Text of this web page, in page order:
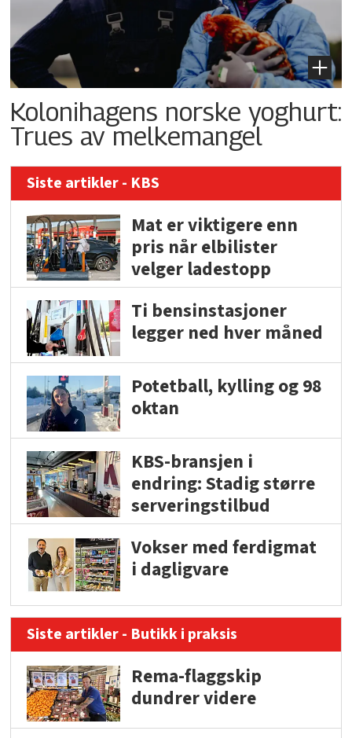
Kolonihagens norske yoghurt:
Trues av melkemangel
Siste artikler - KBS
Mat er viktigere enn
pris når elbilister
velger ladestopp
Ti bensinstasjoner
legger ned hver måned
Potetball, kylling og 98
oktan
KBS-bransjen i
endring: Stadig større
serveringstilbud
Vokser med ferdigmat
i dagligvare
Siste artikler - Butikk i praksis
Rema-flaggskip
dundrer videre